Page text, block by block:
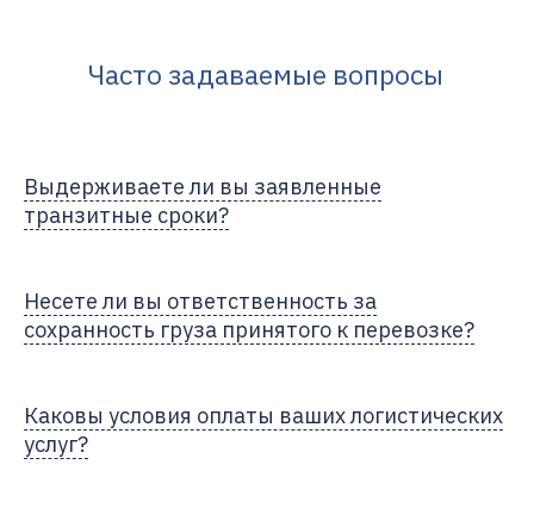
Часто задаваемые вопросы
Выдерживаете ли вы заявленные
транзитные сроки?
Несете ли вы ответственность за
сохранность груза принятого к перевозке?
Каковы условия оплаты ваших логистических
услуг?